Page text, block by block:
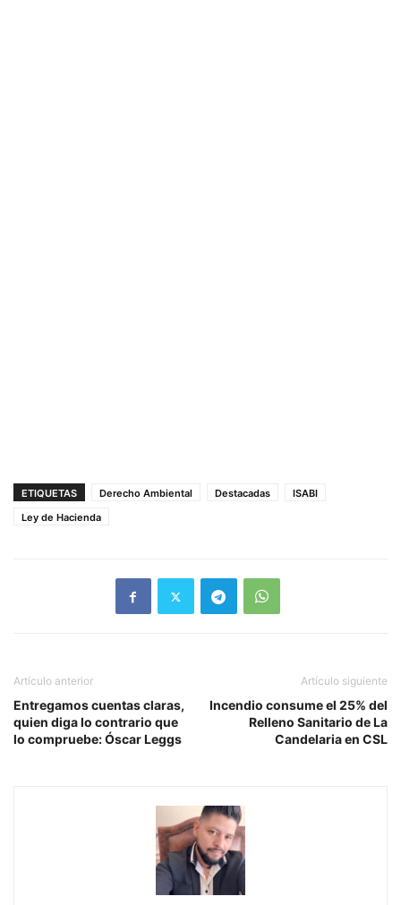
ETIQUETAS Derecho Ambiental Destacadas
ISABI
Ley de Hacienda
Artículo anterior
Entregamos cuentas claras,
quien diga lo contrario que
lo compruebe: Óscar Leggs
Artículo siguiente
Incendio consume el 25% del
Relleno Sanitario de La
Candelaria en CSL